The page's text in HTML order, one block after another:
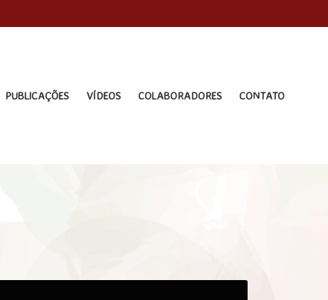
PUBLICAÇÕES VÍDEOS COLABORADORES CONTATO